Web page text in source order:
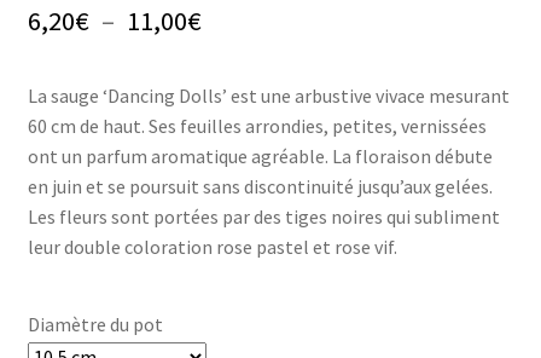
6,20€ – 11,00€Plage
prix :
6,20€
à
11,00€
La sauge ‘Dancing Dolls’ est une arbustive vivace mesurant
60 cm de haut. Ses feuilles arrondies, petites, vernissées
ont un parfum aromatique agréable. La floraison débute
en juin et se poursuit sans discontinuité jusqu’aux gelées.
Les fleurs sont portées par des tiges noires qui subliment
leur double coloration rose pastel et rose vif.
Diamètre du pot